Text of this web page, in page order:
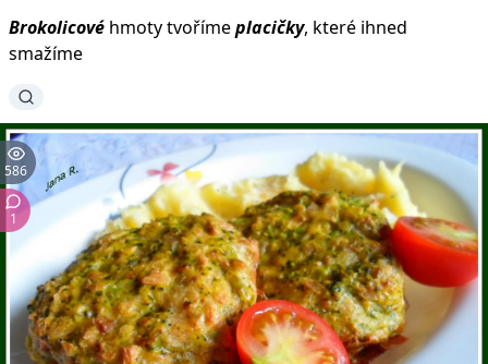
Brokolicové hmoty tvořímeplacičky, které ihned
smažíme
586
1